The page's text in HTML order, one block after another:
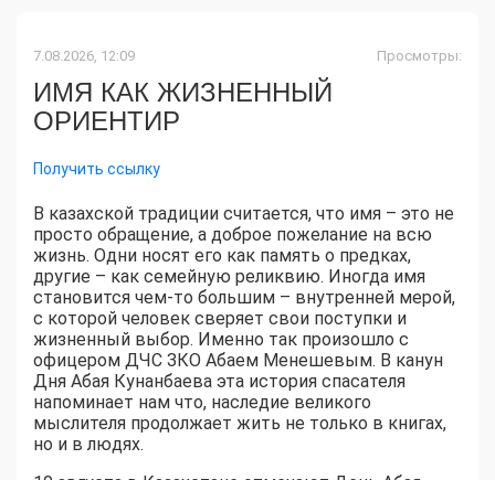
7.08.2026, 12:09 Просмотры:
ИМЯ КАК ЖИЗНЕННЫЙ
ОРИЕНТИР
Получить ссылку
В казахской традиции считается, что имя – это не
просто обращение, а доброе пожелание на всю
жизнь. Одни носят его как память о предках,
другие – как семейную реликвию. Иногда имя
становится чем-то большим – внутренней мерой,
с которой человек сверяет свои поступки и
жизненный выбор. Именно так произошло с
офицером ДЧС ЗКО Абаем Менешевым. В канун
Дня Абая Кунанбаева эта история спасателя
напоминает нам что, наследие великого
мыслителя продолжает жить не только в книгах,
но и в людях.